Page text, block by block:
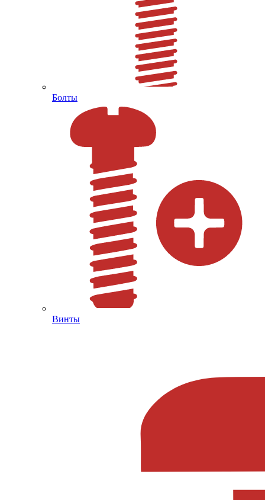
Болты
Винты